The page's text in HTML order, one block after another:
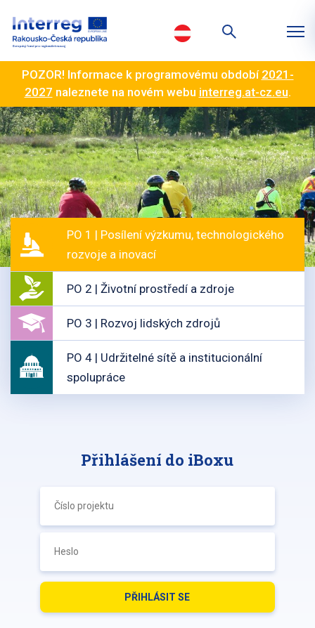
POZOR! Informace k programovému období 2021-
2027 naleznete na novém webu interreg.at-cz.eu.
PO 1 | Posílení výzkumu, technologického
rozvoje a inovací
PO 2 | Životní prostředí a zdroje
PO 3 | Rozvoj lidských zdrojů
PO 4 | Udržitelné sítě a institucionální
spolupráce
Přihlášení do iBoxu